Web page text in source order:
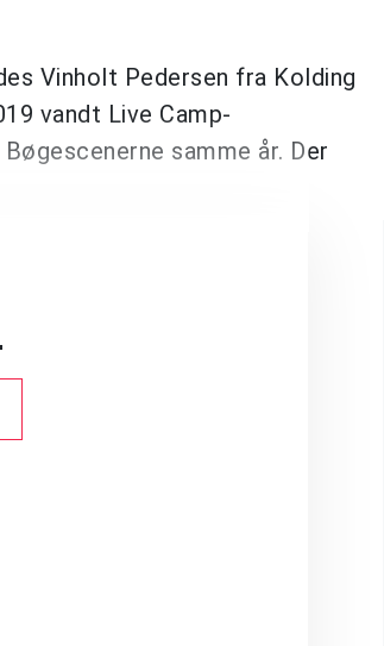
Vinholt Pedersen fra Kolding
vandt Live Camp-
samme år. Der